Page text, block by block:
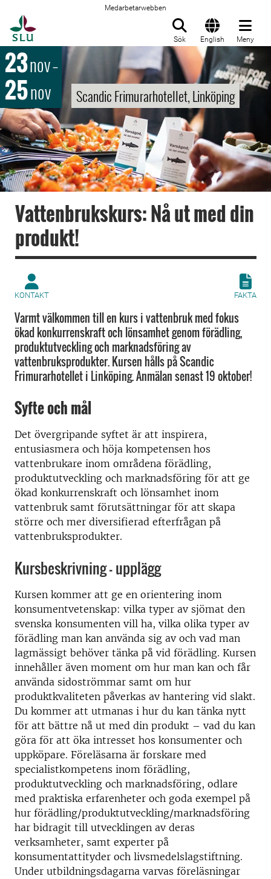
Medarbetarwebben
Sök English Meny
23nov–
25nov Scandic Frimurarhotellet, Linköping
Vattenbrukskurs: Nå ut med din
produkt!
KONTAKT FAKTA
Varmt välkommen till en kurs i vattenbruk med fokus
ökad konkurrenskraft och lönsamhet genom förädling,
produktutveckling och marknadsföring av
vattenbruksprodukter. Kursen hålls på Scandic
Frimurarhotellet i Linköping. Anmälan senast 19 oktober!
Syfte och mål
Det övergripande syftet är att inspirera,
entusiasmera och höja kompetensen hos
vattenbrukare inom områdena förädling,
produktutveckling och marknadsföring för att ge
ökad konkurrenskraft och lönsamhet inom
vattenbruk samt förutsättningar för att skapa
större och mer diversifierad efterfrågan på
vattenbruksprodukter.
Kursbeskrivning - upplägg
Kursen kommer att ge en orientering inom
konsumentvetenskap: vilka typer av sjömat den
svenska konsumenten vill ha, vilka olika typer av
förädling man kan använda sig av och vad man
lagmässigt behöver tänka på vid förädling. Kursen
innehåller även moment om hur man kan och får
använda sidoströmmar samt om hur
produktkvaliteten påverkas av hantering vid slakt.
Du kommer att utmanas i hur du kan tänka nytt
för att bättre nå ut med din produkt – vad du kan
göra för att öka intresset hos konsumenter och
uppköpare. Föreläsarna är forskare med
specialistkompetens inom förädling,
produktutveckling och marknadsföring, odlare
med praktiska erfarenheter och goda exempel på
hur förädling/produktutveckling/marknadsföring
har bidragit till utvecklingen av deras
verksamheter, samt experter på
konsumentattityder och livsmedelslagstiftning.
Under utbildningsdagarna varvas föreläsningar